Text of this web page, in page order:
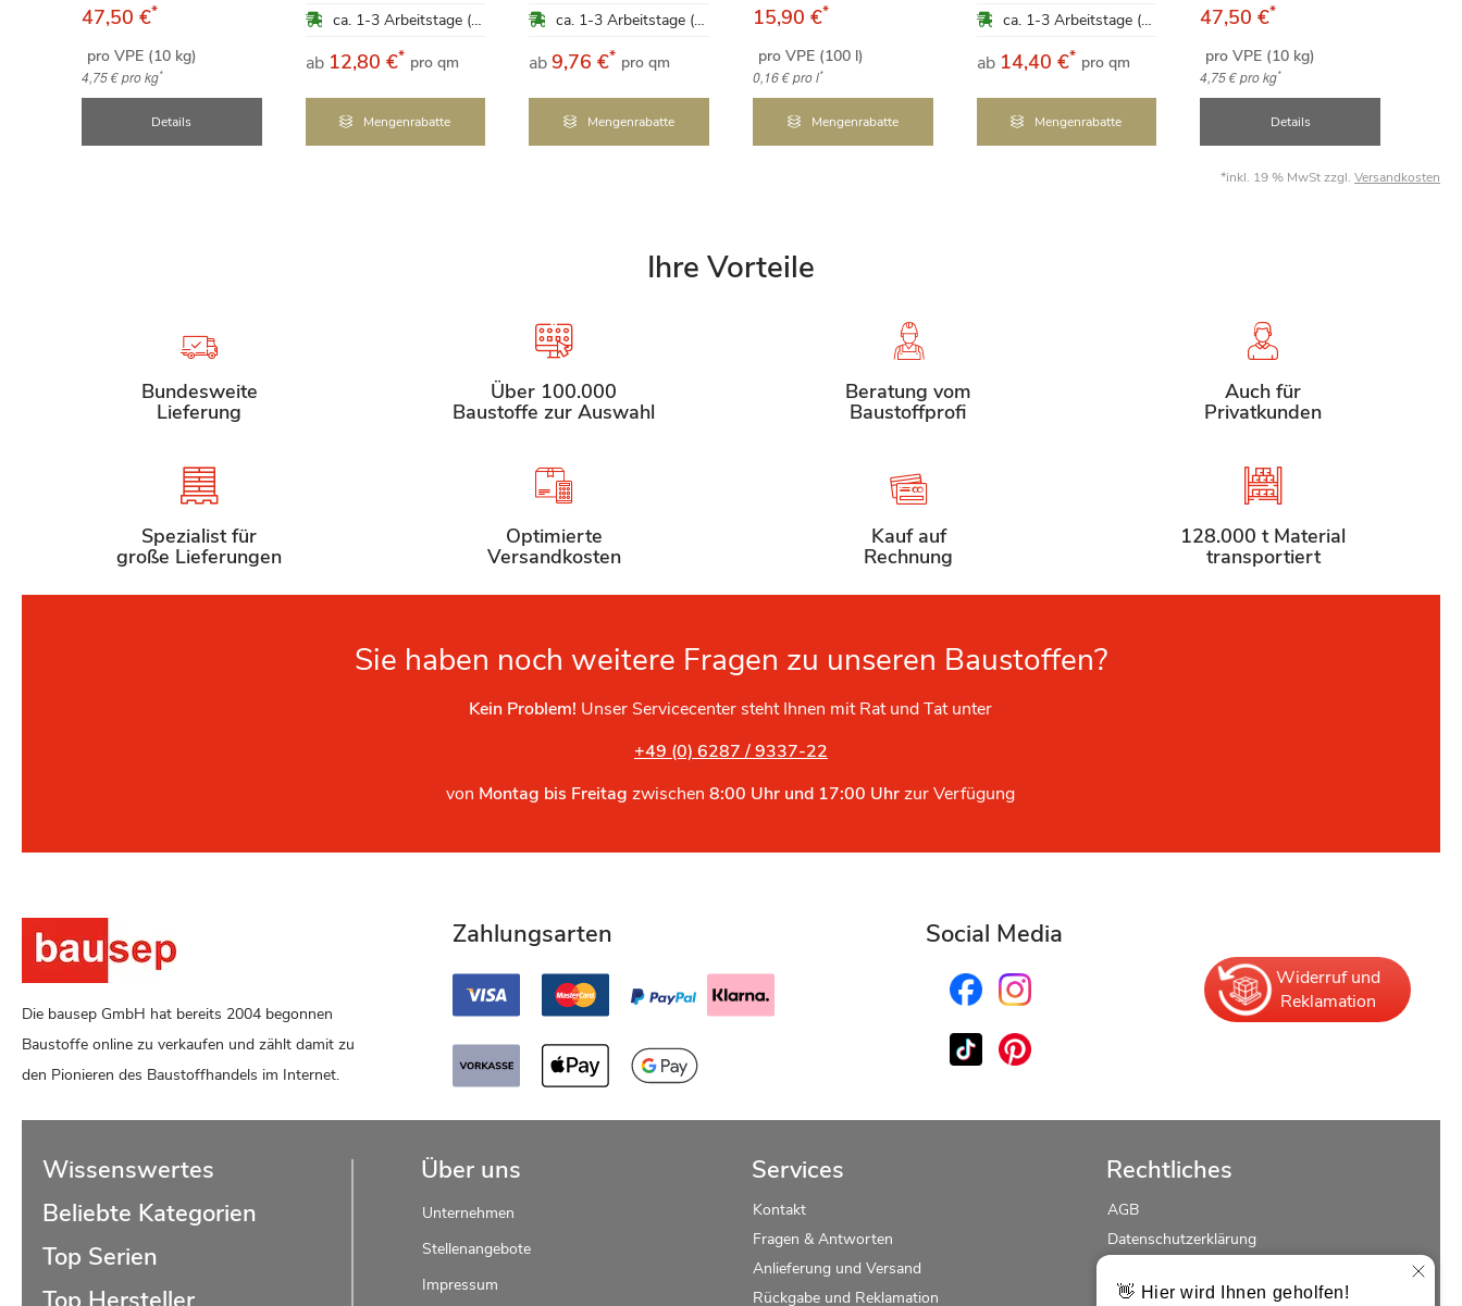
47,50 €*
pro VPE (10 kg)
4,75 €pro kg*
Details
ca. 1-3 Arbeitstage (Mo-Fr)
ab 12,80 €* pro qm
Mengenrabatte
ca. 1-3 Arbeitstage (Mo-Fr)
ab9,76 €* pro qm
Mengenrabatte
15,90 €*
pro VPE (100 l)
0,16 €pro l*
Mengenrabatte
ca. 1-3 Arbeitstage (Mo-Fr)
ab 14,40 €* pro qm
Mengenrabatte
47,50 €*
pro VPE (10 kg)
4,75 €pro kg*
Details
*inkl. 19 % MwSt zzgl. Versandkosten
Ihre Vorteile
Bundesweite
Lieferung
Über 100.000
Baustoffe zur Auswahl
Beratung vom
Baustoffprofi
Auch für
Privatkunden
Spezialist für
große Lieferungen
Optimierte
Versandkosten
Kauf auf
Rechnung
128.000 t Material
transportiert
Sie haben noch weitere Fragen zu unseren Baustoffen?
Kein Problem! Unser Servicecenter steht Ihnen mit Rat und Tat unter
+49 (0) 6287 / 9337-22
von Montag bis Freitag zwischen8:00 Uhr und 17:00 Uhrzur Verfügung
Die bausep GmbH hat bereits 2004 begonnen
Baustoffe online zu verkaufen und zählt damit zu
den Pionieren des Baustoffhandels im Internet.
Zahlungsarten Social Media
Widerruf und
Reklamation
Wissenswertes
Beliebte Kategorien
Top Serien
Über uns
Unternehmen
Stellenangebote
Impressum
Services
Kontakt
Fragen & Antworten
Anlieferung und Versand
Rückgabe und Reklamation
Rechtliches
AGB
Datenschutzerklärung
Widerrufsrecht